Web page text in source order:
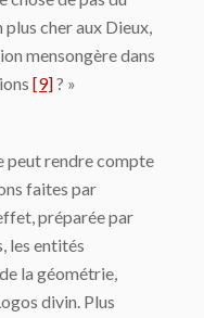
cher aux Dieux,
mensongère dans
[9]? »
peut rendre compte
faites par
préparée par
les entités
la géométrie,
divin. Plus